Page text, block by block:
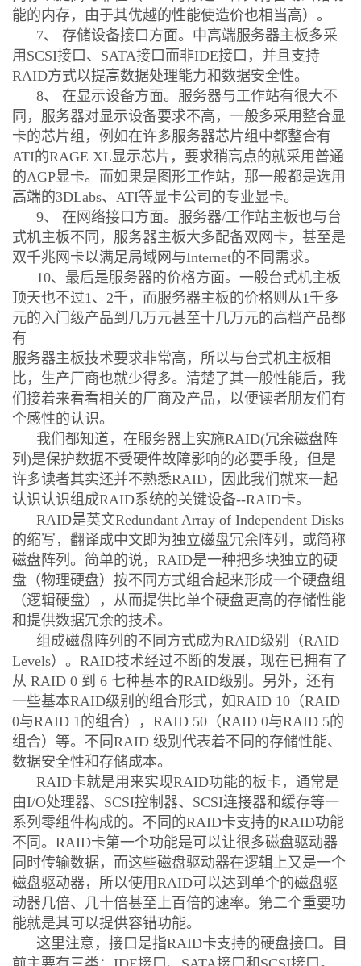
能的内存，由于其优越的性能使造价也相当高）。
7、 存储设备接口方面。中高端服务器主板多采
用SCSI接口、SATA接口而非IDE接口，并且支持
RAID方式以提高数据处理能力和数据安全性。
8、 在显示设备方面。服务器与工作站有很大不
同，服务器对显示设备要求不高，一般多采用整合显
卡的芯片组，例如在许多服务器芯片组中都整合有
ATI的RAGE XL显示芯片，要求稍高点的就采用普通
的AGP显卡。而如果是图形工作站，那一般都是选用
高端的3DLabs、ATI等显卡公司的专业显卡。
9、 在网络接口方面。服务器/工作站主板也与台
式机主板不同，服务器主板大多配备双网卡，甚至是
双千兆网卡以满足局域网与Internet的不同需求。
10、最后是服务器的价格方面。一般台式机主板
顶天也不过1、2千，而服务器主板的价格则从1千多
元的入门级产品到几万元甚至十几万元的高档产品都
有
服务器主板技术要求非常高，所以与台式机主板相
比，生产厂商也就少得多。清楚了其一般性能后，我
们接着来看看相关的厂商及产品，以便读者朋友们有
个感性的认识。
我们都知道，在服务器上实施RAID(冗余磁盘阵
列)是保护数据不受硬件故障影响的必要手段，但是
许多读者其实还并不熟悉RAID，因此我们就来一起
认识认识组成RAID系统的关键设备--RAID卡。
RAID是英文Redundant Array of Independent Disks
的缩写，翻译成中文即为独立磁盘冗余阵列，或简称
磁盘阵列。简单的说，RAID是一种把多块独立的硬
盘（物理硬盘）按不同方式组合起来形成一个硬盘组
（逻辑硬盘），从而提供比单个硬盘更高的存储性能
和提供数据冗余的技术。
组成磁盘阵列的不同方式成为RAID级别（RAID
Levels）。RAID技术经过不断的发展，现在已拥有了
从 RAID 0 到 6 七种基本的RAID级别。另外，还有
一些基本RAID级别的组合形式，如RAID 10（RAID
0与RAID 1的组合），RAID 50（RAID 0与RAID 5的
组合）等。不同RAID 级别代表着不同的存储性能、
数据安全性和存储成本。
RAID卡就是用来实现RAID功能的板卡，通常是
由I/O处理器、SCSI控制器、SCSI连接器和缓存等一
系列零组件构成的。不同的RAID卡支持的RAID功能
不同。RAID卡第一个功能是可以让很多磁盘驱动器
同时传输数据，而这些磁盘驱动器在逻辑上又是一个
磁盘驱动器，所以使用RAID可以达到单个的磁盘驱
动器几倍、几十倍甚至上百倍的速率。第二个重要功
能就是其可以提供容错功能。
这里注意，接口是指RAID卡支持的硬盘接口。目